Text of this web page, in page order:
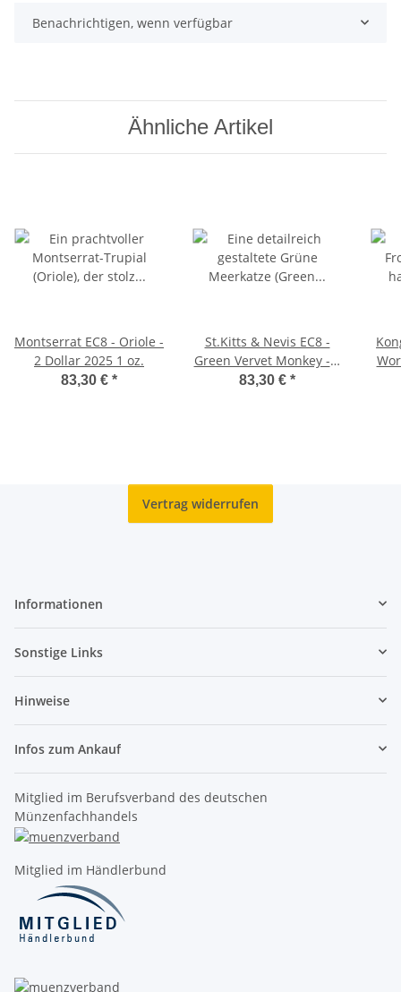
Benachrichtigen, wenn verfügbar
Ähnliche Artikel
Montserrat EC8 - Oriole -
2 Dollar 2025 1 oz.
83,30 € *
St.Kitts & Nevis EC8 -
Green Vervet Monkey - 2
Dollar 2025 - 1 oz.
83,30 € *
Vertrag widerrufen
Informationen
Sonstige Links
Hinweise
Infos zum Ankauf
Mitglied im Berufsverband des deutschen
Münzenfachhandels
Mitglied im Händlerbund